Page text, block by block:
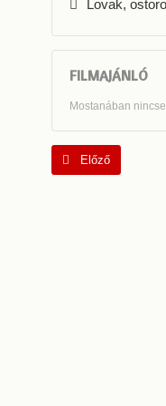
Lovak,
FILMAJÁNLÓ
Mostanában
Előző cikk: "1920 -
Előző